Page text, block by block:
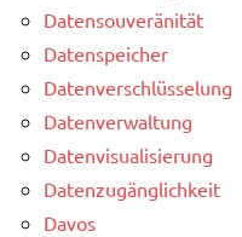
Datensouveränität
Datenspeicher
Datenverschlüsselung
Datenverwaltung
Datenvisualisierung
Datenzugänglichkeit
Davos